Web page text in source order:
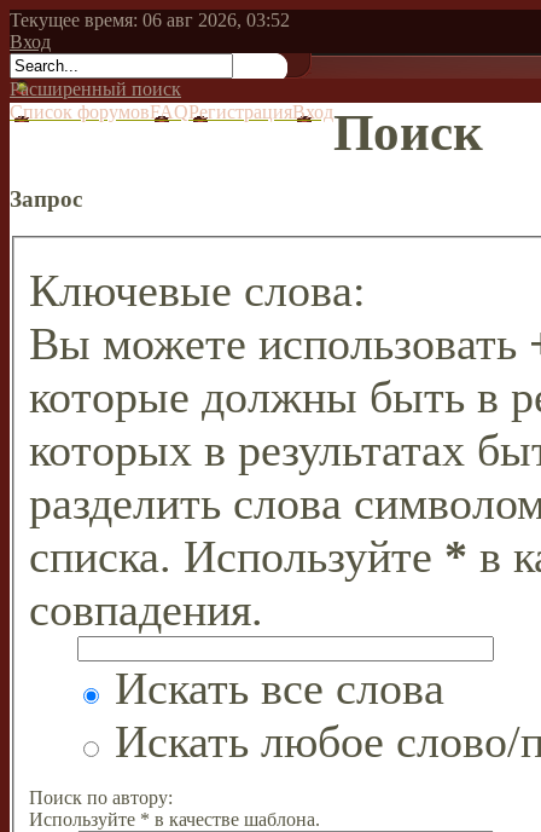
Текущее время: 06 авг 2026, 03:52
Вход
Расширенный поиск
Список форумовFAQРегистрацияВходПоиск
Запрос
Ключевые слова:
Вы можете использовать
которые должны быть в
которых в результатах
разделить слова
списка. Используйте * в
совпадения.
Искать все слова
Искать любое слово/
Поиск по автору:
Используйте * в качестве шаблона.